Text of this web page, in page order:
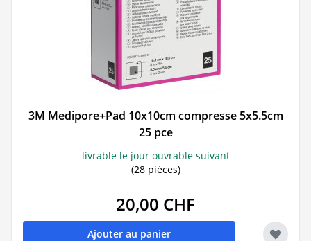
3M Medipore+Pad 10x10cm compresse 5x5.5cm
25 pce
livrable le jour ouvrable suivant
(28 pièces)
20,00 CHF
Ajouter au panier